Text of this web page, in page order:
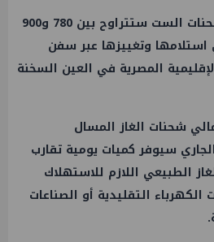
وأشار إلى أن حمولة الشحنات الست ستتراوح بين 780 و900
وتغييزها عبر سفن
المصرية في العين السخنة
شحنات الغاز المسال
سيوفر كميات يومية تقارب
الطبيعي اللازم للاستهلاك
التقليدية أو الصناعات